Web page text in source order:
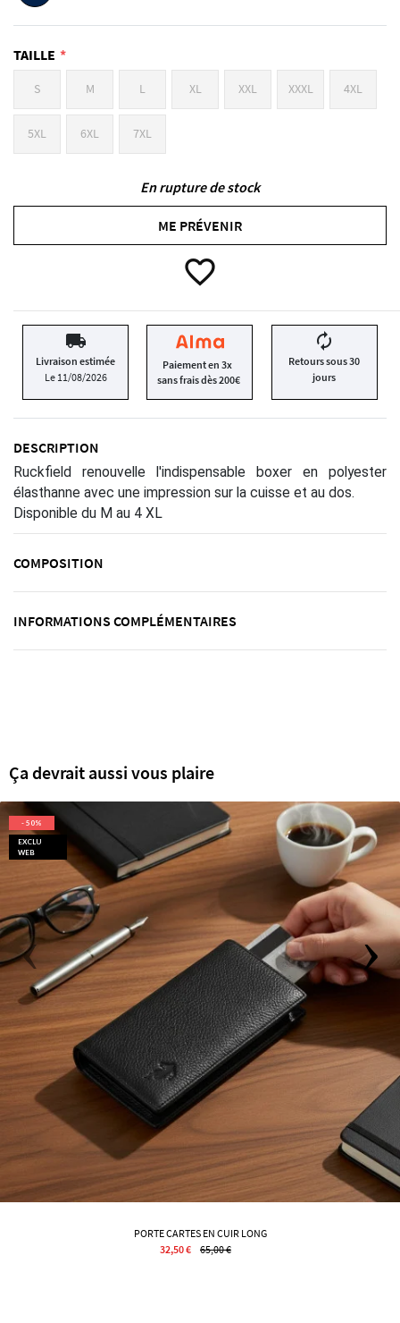
TAILLE
S M L XL XXL XXXL 4XL
5XL 6XL 7XL
En rupture de stock
ME PRÉVENIR
favorite_border
local_shipping
Livraison estimée
Le 11/08/2026
Paiement en 3x
sans frais dès 200€
autorenew
Retours sous 30
jours
DESCRIPTION
Ruckfield renouvelle l'indispensable boxer en polyester
élasthanne avec une impression sur la cuisse et au dos.
Disponible du M au 4 XL
COMPOSITION
INFORMATIONS COMPLÉMENTAIRES
Ça devrait aussi vous plaire
EXCLU
WEB
PORTE CARTES EN CUIR LONG
- 50%
32,50 € 65,00 €